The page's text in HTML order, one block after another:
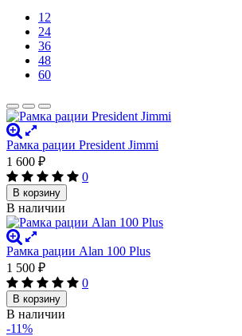
12
24
36
48
60
Рамка рации President Jimmi
1 600 ₽
0
В корзину
В наличии
Рамка рации Alan 100 Plus
1 500 ₽
0
В корзину
В наличии
-11%